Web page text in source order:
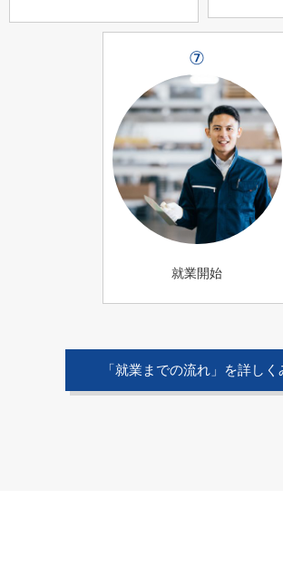
⑦
就業開始
「就業までの流れ」を詳しく